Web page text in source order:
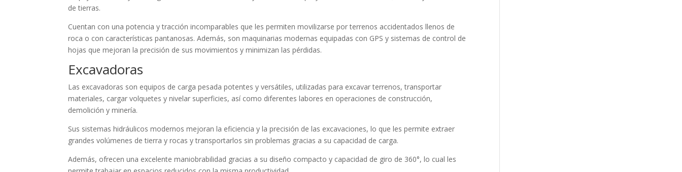
de tierras.
Cuentan con una potencia y tracción incomparables que les permiten movilizarse por terrenos accidentados llenos de
roca o con características pantanosas. Además, son maquinarias modernas equipadas con GPS y sistemas de control de
hojas que mejoran la precisión de sus movimientos y minimizan las pérdidas.
Excavadoras
Las excavadoras son equipos de carga pesada potentes y versátiles, utilizadas para excavar terrenos, transportar
materiales, cargar volquetes y nivelar superficies, así como diferentes labores en operaciones de construcción,
demolición y minería.
Sus sistemas hidráulicos modernos mejoran la eficiencia y la precisión de las excavaciones, lo que les permite extraer
grandes volúmenes de tierra y rocas y transportarlos sin problemas gracias a su capacidad de carga.
Además, ofrecen una excelente maniobrabilidad gracias a su diseño compacto y capacidad de giro de 360°, lo cual les